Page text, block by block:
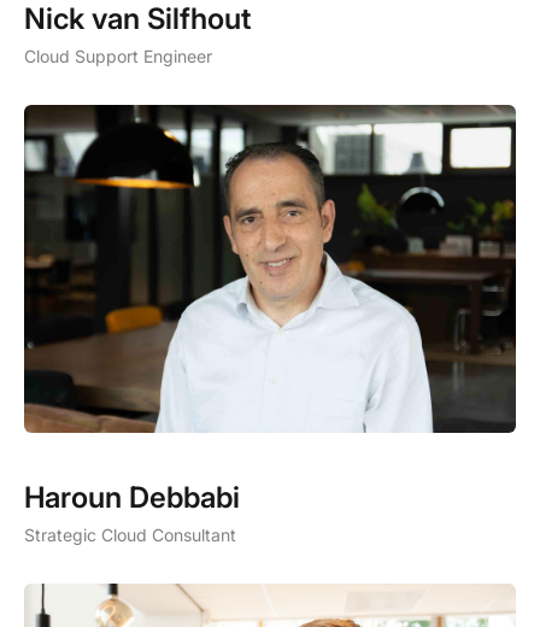
Nick van Silfhout
Cloud Support Engineer
Haroun Debbabi
Strategic Cloud Consultant